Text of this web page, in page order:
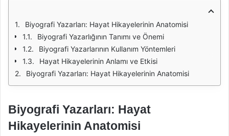
Biyografi Yazarları: Hayat Hikayelerinin Anatomisi
Biyografi Yazarlığının Tanımı ve Önemi
Biyografi Yazarlarının Kullanım Yöntemleri
Hayat Hikayelerinin Anlamı ve Etkisi
Biyografi Yazarları: Hayat Hikayelerinin Anatomisi
Biyografi Yazarları: Hayat
Hikayelerinin Anatomisi